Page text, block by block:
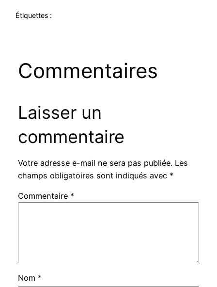
Étiquettes :
Commentaires
Laisser un
commentaire
Votre adresse e-mail ne sera pas publiée. Les
champs obligatoires sont indiqués avec *
Commentaire *
Nom *